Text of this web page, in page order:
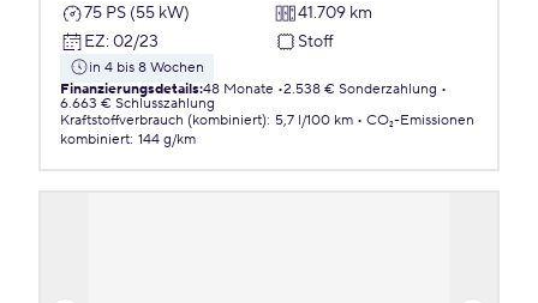
75 PS (55 kW)
41.709 km
EZ: 02/23 Stoff
in 4 bis 8 Wochen
Finanzierungsdetails:48 Monate 2.538 € Sonderzahlung
6.663 € Schlusszahlung
Kraftstoffverbrauch (kombiniert): 5,7 l/100 km
CO₂-Emissionen
kombiniert: 144 g/km